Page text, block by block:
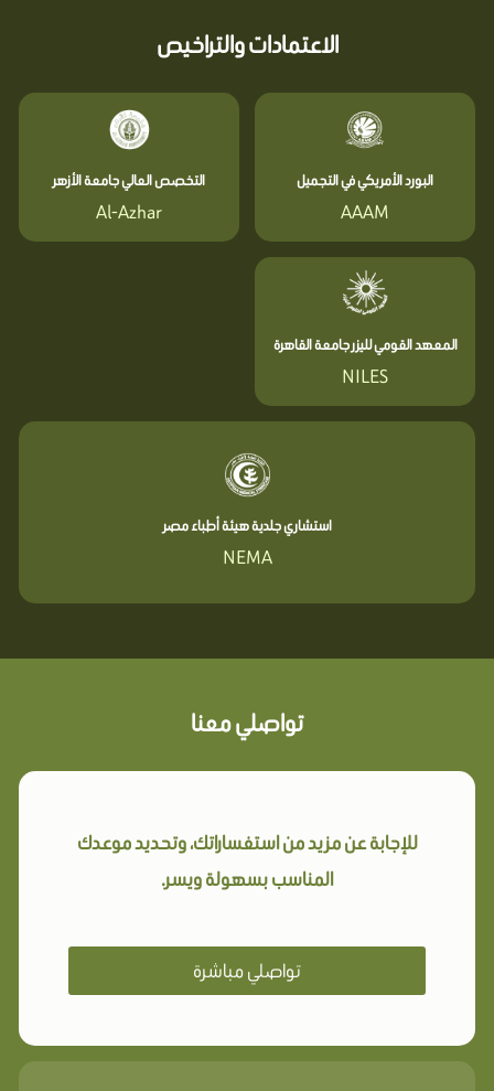
الاعتمادات والتراخيص
البورد الأمريكي في التجميل
AAAM
التخصص العالي جامعة الأزهر
Al-Azhar
المعهد القومي لليزر جامعة القاهرة
NILES
استشاري جلدية هيئة أطباء مصر
NEMA
تواصلي معنا
للإجابة عن مزيد من استفساراتك، وتحديد موعدك
المناسب بسهولة ويسر.
تواصلي مباشرة